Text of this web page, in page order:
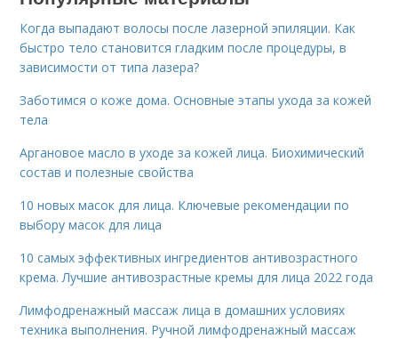
Когда выпадают волосы после лазерной эпиляции. Как
быстро тело становится гладким после процедуры, в
зависимости от типа лазера?
Заботимся о коже дома. Основные этапы ухода за кожей
тела
Аргановое масло в уходе за кожей лица. Биохимический
состав и полезные свойства
10 новых масок для лица. Ключевые рекомендации по
выбору масок для лица
10 самых эффективных ингредиентов антивозрастного
крема. Лучшие антивозрастные кремы для лица 2022 года
Лимфодренажный массаж лица в домашних условиях
техника выполнения. Ручной лимфодренажный массаж